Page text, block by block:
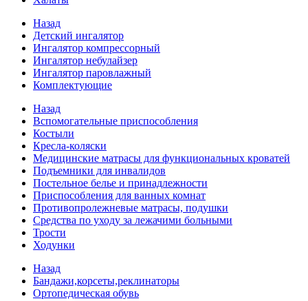
Назад
Детский ингалятор
Ингалятор компрессорный
Ингалятор небулайзер
Ингалятор паровлажный
Комплектующие
Назад
Вспомогательные приспособления
Костыли
Кресла-коляски
Медицинские матрасы для функциональных кроватей
Подъемники для инвалидов
Постельное белье и принадлежности
Приспособления для ванных комнат
Противопролежневые матрасы, подушки
Средства по уходу за лежачими больными
Трости
Ходунки
Назад
Бандажи,корсеты,реклинаторы
Ортопедическая обувь